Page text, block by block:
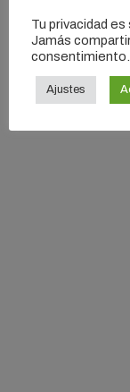
Tu privacidad es
Jamás
consentimiento.
Ajustes